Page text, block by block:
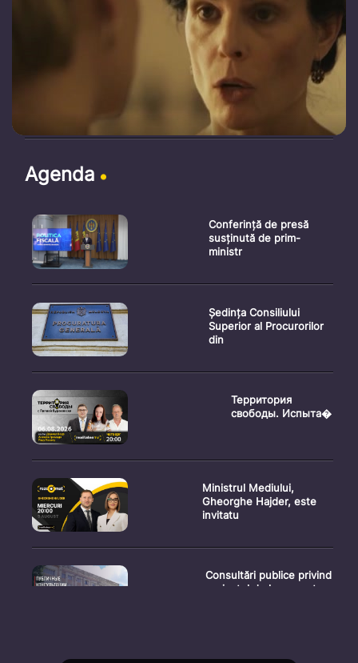
Agenda
Conferință de presă
susținută de prim-
ministr
Ședința Consiliului
Superior al Procurorilor
din
Территория
свободы. Испыта�
Ministrul Mediului,
Gheorghe Hajder, este
invitatu
Consultări publice privind
proiectul de lege pent